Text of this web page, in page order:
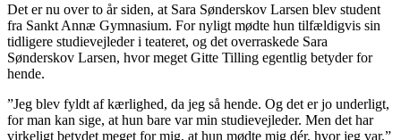
Det er nu over to år siden, at Sara Sønderskov Larsen blev student
fra Sankt Annæ Gymnasium. For nyligt mødte hun tilfældigvis sin
tidligere studievejleder i teateret, og det overraskede Sara
Sønderskov Larsen, hvor meget Gitte Tilling egentlig betyder for
hende.
”Jeg blev fyldt af kærlighed, da jeg så hende. Og det er jo underligt,
for man kan sige, at hun bare var min studievejleder. Men det har
virkeligt betydet meget for mig, at hun mødte mig dér, hvor jeg var,”